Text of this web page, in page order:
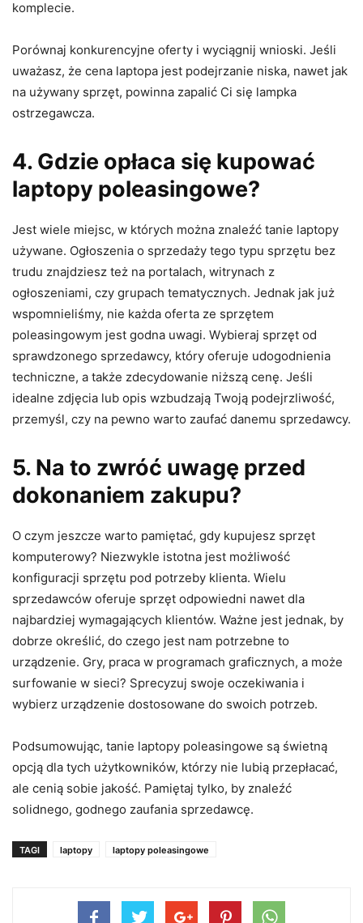
komplecie.
Porównaj konkurencyjne oferty i wyciągnij wnioski. Jeśli
uważasz, że cena laptopa jest podejrzanie niska, nawet jak
na używany sprzęt, powinna zapalić Ci się lampka
ostrzegawcza.
4. Gdzie opłaca się kupować
laptopy poleasingowe?
Jest wiele miejsc, w których można znaleźć tanie laptopy
używane. Ogłoszenia o sprzedaży tego typu sprzętu bez
trudu znajdziesz też na portalach, witrynach z
ogłoszeniami, czy grupach tematycznych. Jednak jak już
wspomnieliśmy, nie każda oferta ze sprzętem
poleasingowym jest godna uwagi. Wybieraj sprzęt od
sprawdzonego sprzedawcy, który oferuje udogodnienia
techniczne, a także zdecydowanie niższą cenę. Jeśli
idealne zdjęcia lub opis wzbudzają Twoją podejrzliwość,
przemyśl, czy na pewno warto zaufać danemu sprzedawcy.
5. Na to zwróć uwagę przed
dokonaniem zakupu?
O czym jeszcze warto pamiętać, gdy kupujesz sprzęt
komputerowy? Niezwykle istotna jest możliwość
konfiguracji sprzętu pod potrzeby klienta. Wielu
sprzedawców oferuje sprzęt odpowiedni nawet dla
najbardziej wymagających klientów. Ważne jest jednak, by
dobrze określić, do czego jest nam potrzebne to
urządzenie. Gry, praca w programach graficznych, a może
surfowanie w sieci? Sprecyzuj swoje oczekiwania i
wybierz urządzenie dostosowane do swoich potrzeb.
Podsumowując, tanie laptopy poleasingowe są świetną
opcją dla tych użytkowników, którzy nie lubią przepłacać,
ale cenią sobie jakość. Pamiętaj tylko, by znaleźć
solidnego, godnego zaufania sprzedawcę.
TAGI laptopy laptopy poleasingowe